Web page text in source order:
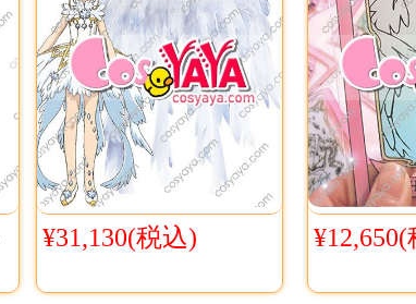
¥31,130(税込)